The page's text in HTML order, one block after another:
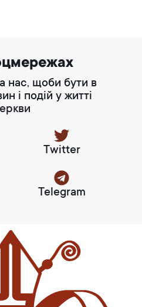
нас, щоби бути в
і подій у житті
Twitter
Telegram